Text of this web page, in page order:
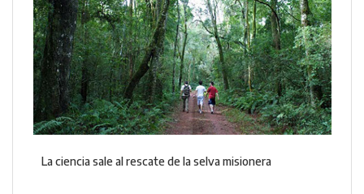
La ciencia sale al rescate de la selva misionera